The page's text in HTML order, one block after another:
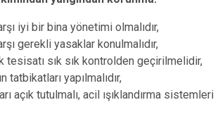
iyi bir bina yönetimi olmalıdır,
gerekli yasaklar konulmalıdır,
tesisatı sık sık kontrolden geçirilmelidir,
tatbikatları yapılmalıdır,
açık tutulmalı, acil ışıklandırma sistemleri